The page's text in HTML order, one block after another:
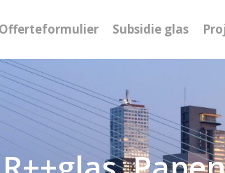
Offerteformulier Subsidie glas